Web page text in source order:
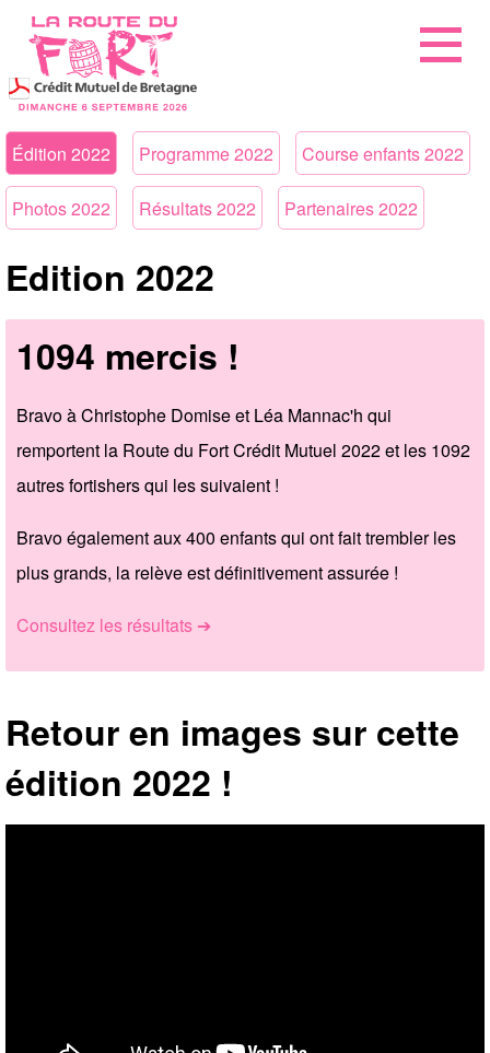
Édition 2022 Programme 2022 Course enfants 2022
Photos 2022 Résultats 2022 Partenaires 2022
Edition 2022
1094 mercis !
Bravo à Christophe Domise et Léa Mannac'h qui
remportent la Route du Fort Crédit Mutuel 2022 et les 1092
autres fortishers qui les suivaient !
Bravo également aux 400 enfants qui ont fait trembler les
plus grands, la relève est définitivement assurée !
Consultez les résultats ➔
Retour en images sur cette
édition 2022 !